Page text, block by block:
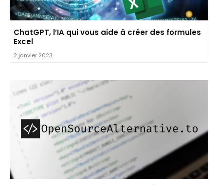
ChatGPT, l’IA qui vous aide à créer des formules
Excel
2 janvier 2023